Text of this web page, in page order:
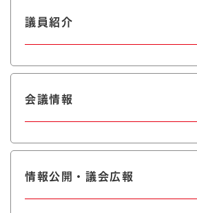
議員紹介
会議情報
情報公開・議会広報